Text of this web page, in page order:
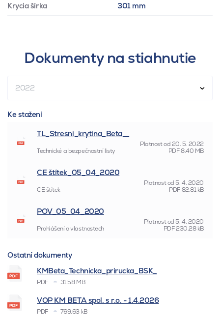
Krycia šírka 301 mm
Dokumenty na stiahnutie
2022
Ke stažení
TL_Stresni_krytina_Beta__
Platnost od20. 5. 2022
Technické a bezpečnostní listy
PDF8.40 MB
CE štítek_05_04_2020
Platnost od 5. 4. 2020
CE štítek
PDF82.81 kB
POV_05_04_2020
Platnost od 5. 4. 2020
Prohlášení o vlastnostech
PDF230.28 kB
Ostatní dokumenty
KMBeta_Technicka_prirucka_BSK_
PDF 31.58 MB
VOP KM BETA spol. s r.o. - 1.4.2026
PDF 769.63 kB